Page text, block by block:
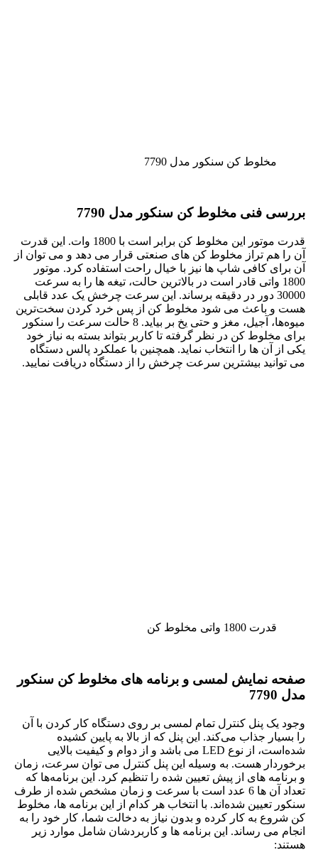
مخلوط کن سنکور مدل 7790
بررسی فنی مخلوط کن سنکور مدل 7790
قدرت موتور این مخلوط کن برابر است با 1800 وات. این قدرت
آن را هم تراز مخلوط کن های صنعتی قرار می دهد و می توان از
آن برای کافی شاپ ها نیز با خیال راحت استفاده کرد. موتور
1800 واتی قادر است در بالاترین حالت، تیغه ها را به سرعت
30000 دور در دقیقه برساند. این سرعت چرخش یک عدد قابلی
هست و باعث می شود مخلوط کن از پس خرد کردن سخت‌ترین
میوه‌ها، آجیل، مغز و حتی یخ بر بیاید. 8 حالت سرعت را سنکور
برای مخلوط کن در نظر گرفته تا کاربر بتواند بسته به نیاز خود
یکی از آن ها را انتخاب نماید. همچنین با عملکرد پالس دستگاه
می توانید بیشترین سرعت چرخش را از دستگاه دریافت نمایید.
قدرت 1800 واتی مخلوط کن
صفحه نمایش لمسی و برنامه های مخلوط کن سنکور
مدل 7790
وجود یک پنل کنترل تمام لمسی بر روی دستگاه کار کردن با آن
را بسیار جذاب می‌کند. این پنل که از بالا به پایین کشیده
شده‌است، از نوع LED می باشد و از دوام و کیفیت بالایی
برخوردار هست. به وسیله این پنل کنترل می توان سرعت، زمان
و برنامه های از پیش تعیین شده را تنظیم کرد. این برنامه‌ها که
تعداد آن ها 6 عدد است با سرعت و زمان مشخص شده از طرف
سنکور تعیین شده‌اند. با انتخاب هر کدام از این برنامه ها، مخلوط
کن شروع به کار کرده و بدون نیاز به دخالت شما، کار خود را به
انجام می رساند. این برنامه ها و کاربردشان شامل موارد زیر
هستند: